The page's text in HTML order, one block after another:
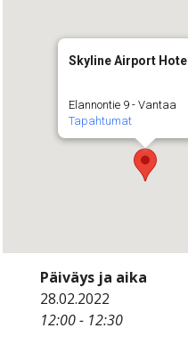
Skyline Airport Hotel
Elannontie 9 - Vantaa
Tapahtumat
Päiväys ja aika
28.02.2022
12:00 - 12:30